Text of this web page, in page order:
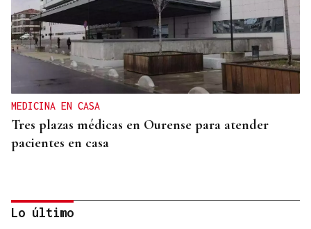
MEDICINA EN CASA
Tres plazas médicas en Ourense para atender
pacientes en casa
Lo último